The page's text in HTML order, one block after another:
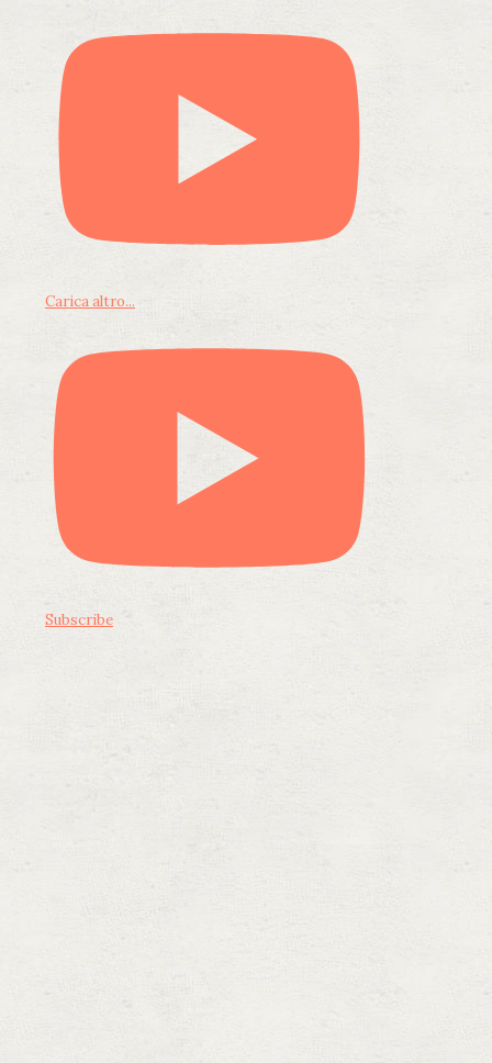
Carica altro...
Subscribe